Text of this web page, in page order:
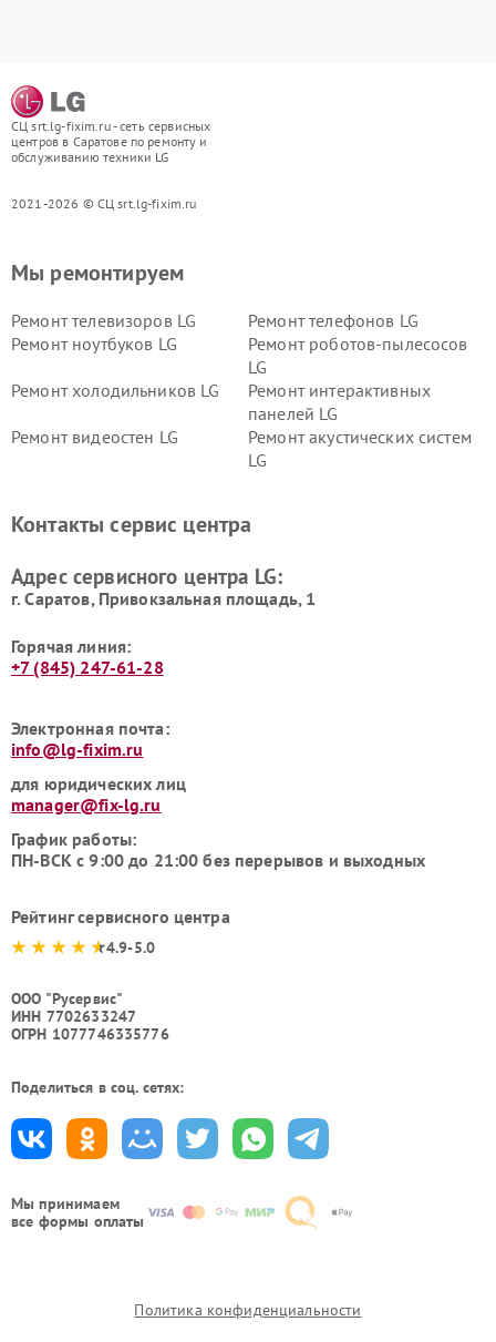
СЦ srt.lg-fixim.ru - сеть сервисных
центров в Саратове по ремонту и
обслуживанию техники LG
2021-2026 © СЦ srt.lg-fixim.ru
Мы принимаем
все формы оплаты
Мы ремонтируем
Ремонт телевизоров LG
Ремонт телефонов LG
Ремонт ноутбуков LG
Ремонт роботов-пылесосов
LG
Ремонт холодильников LG
Ремонт интерактивных
панелей LG
Ремонт видеостен LG
Ремонт акустических систем
LG
Ремонт морозильных камер
Ремонт вертикальных
Контакты сервис центра
Адрес сервисного центра LG:
г. Саратов, Привокзальная площадь, 1
Горячая линия:
+7 (845) 247-61-28
Электронная почта:
info@lg-fixim.ru
для юридических лиц
manager@fix-lg.ru
График работы:
ПН-ВСК с 9:00 до 21:00 без перерывов и выходных
Рейтинг сервисного центра
4.9-5.0
ООО "Русервис"
ИНН 7702633247
ОГРН 1077746335776
Поделиться в соц. сетях:
Политика конфиденциальности